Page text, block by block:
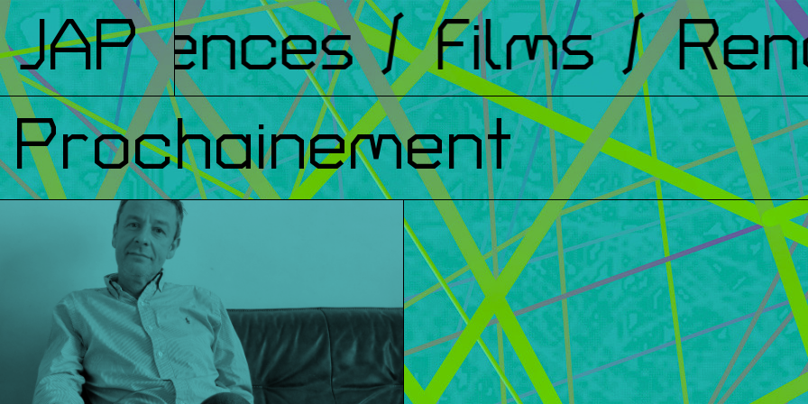
JAP / Films /
Prochainement